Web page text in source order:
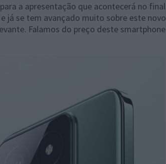
a apresentação que acontecerá no final
já se tem avançado muito sobre este novo
Falamos do preço deste smartphone